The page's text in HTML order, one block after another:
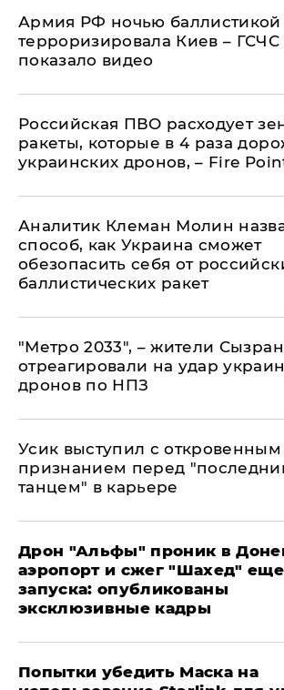
Армия РФ ночью баллистикой
терроризировала Киев – ГСЧС
показало видео
Российская ПВО расходует
ракеты, которые в 4 раза
украинских дронов, – Fire
Аналитик Клеман Молин
способ, как Украина сможет
обезопасить себя от
баллистических ракет
"Метро 2033", – жители
отреагировали на удар
дронов по НПЗ
Усик выступил с откровенным
признанием перед
танцем" в карьере
Дрон "Альфы" проник в
аэропорт и сжег "Шахед"
запуска: опубликованы
эксклюзивные кадры
Попытки убедить Маска на